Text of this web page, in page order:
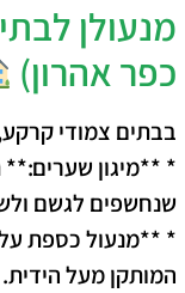
מנעולן
כפר אהרון)
בבתים צמודי קרקע,
* **מיגון שערים:**
שנחשפים לגשם